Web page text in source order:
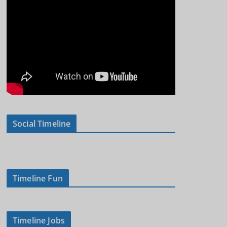
Social Timeline
Timeline Fun
Timeline Jobs